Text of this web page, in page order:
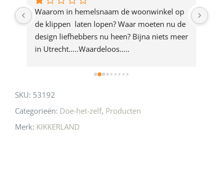
productWaarom in hemelsnaam de woonwinkel op
de klippen  laten lopen? Waar moeten nu de
design liefhebbers nu heen? Bijna niets meer
in Utrecht…..Waardeloos…..
SKU: 53192
Categorieën: Doe-het-zelf, Producten
Merk: KIKKERLAND